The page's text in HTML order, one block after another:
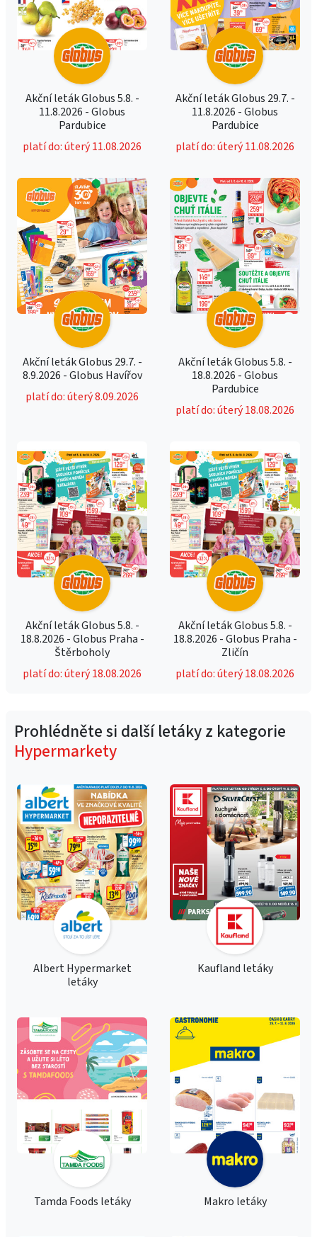
Akční leták Globus 5.8. -
11.8.2026 - Globus
Pardubice
platí do: úterý 11.08.2026
Akční leták Globus 29.7. -
11.8.2026 - Globus
Pardubice
platí do: úterý 11.08.2026
Akční leták Globus 29.7. -
8.9.2026 - Globus Havířov
platí do: úterý 8.09.2026
Akční leták Globus 5.8. -
18.8.2026 - Globus
Pardubice
platí do: úterý 18.08.2026
Akční leták Globus 5.8. -
18.8.2026 - Globus Praha -
Štěrboholy
platí do: úterý 18.08.2026
Akční leták Globus 5.8. -
18.8.2026 - Globus Praha -
Zličín
platí do: úterý 18.08.2026
Prohlédněte si další letáky z kategorie
Hypermarkety
Albert Hypermarket
letáky
Kaufland letáky
Tamda Foods letáky Makro letáky